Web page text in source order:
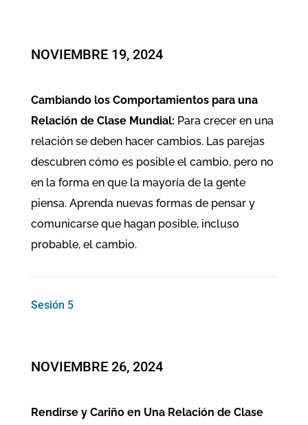
​​NOVIEMBRE 19, 2024
Cambiando los Comportamientos para una
Relación de Clase Mundial: Para crecer en una
relación se deben hacer cambios. Las parejas
descubren cómo es posible el cambio, pero no
en la forma en que la mayoría de la gente
piensa. Aprenda nuevas formas de pensar y
comunicarse que hagan posible, incluso
probable, el cambio.
Sesión 5
NOVIEMBRE 26, 2024
Rendirse y Cariño en Una Relación de Clase